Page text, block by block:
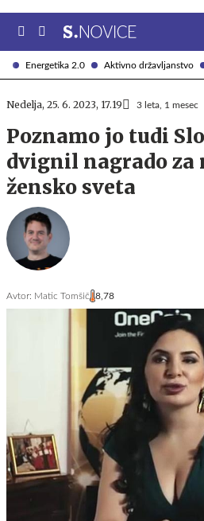
Energetika 2.0 Aktivno državljanstvo
Nedelja, 25. 6. 2023, 17.19 3 leta, 1 mesec
Poznamo jo tudi
dvignil nagrado za
žensko sveta
Avtor: Matic Tomšič 8,78